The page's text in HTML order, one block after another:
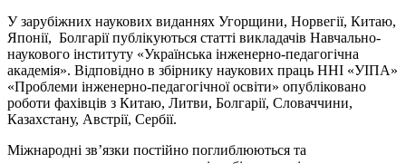
У зарубіжних наукових виданнях Угорщини, Норвегії, Китаю,
Японії, Болгарії публікуються статті викладачів Навчально-
наукового інституту «Українська інженерно-педагогічна
академія». Відповідно в збірнику наукових праць ННІ «УІПА»
«Проблеми інженерно-педагогічної освіти» опубліковано
роботи фахівців з Китаю, Литви, Болгарії, Словаччини,
Казахстану, Австрії, Сербії.
Міжнародні зв’язки постійно поглиблюються та